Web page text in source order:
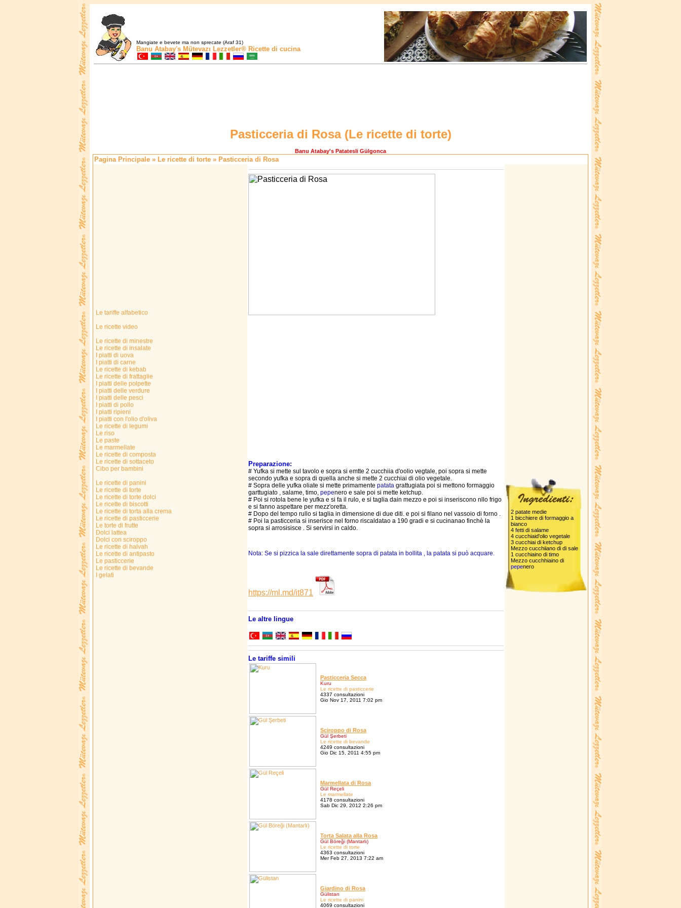
Mangiate e bevete ma non sprecate (Araf 31)
Banu Atabay's Mütevazı Lezzetler® Ricette di cucina
Pasticceria di Rosa (Le ricette di torte)
Banu Atabay's Patatesli Gülgonca
Pagina Principale » Le ricette di torte » Pasticceria di Rosa
Le tariffe alfabetico
Le ricette video
Le ricette di minestre
Le ricette di insalate
I piatti di uova
I piatti di carne
Le ricette di kebab
Le ricette di frattaglie
I piatti delle polpette
I piatti delle verdure
I piatti delle pesci
I piatti di pollo
I piatti ripieni
I piatti con l'olio d'oliva
Le ricette di legumi
Le riso
Le paste
Le marmellate
Le ricette di composta
Le ricette di sottaceto
Cibo per bambini
Le ricette di panini
Le ricette di torte
Le ricette di torte dolci
Le ricette di biscotti
Le ricette di torta alla crema
Le ricette di pasticcerie
Le torte di frutte
Dolci lattea
Dolci con sciroppo
Le ricette di halvah
Le ricette di antipasto
Le pasticcerie
Le ricette di bevande
I gelati
Preparazione:
# Yufka si mette sul tavolo e sopra si emtte 2 cucchiia d'oolio vegtale, poi sopra si mette
secondo yufka e sopra di quella anche si mette 2 cucchiai di olio vegetale.
# Sopra delle yufka oliate si mette primamente patata grattugiata poi si mettono formaggio
garttugiato , salame, timo, pepenero e sale poi si mette ketchup.
# Poi si rotola bene le yufka e si fa il rulo, e si taglia dain mezzo e poi si inseriscono nllo frigo
e si fanno aspettare per mezz'oretta.
# Dopo del tempo rullo si taglia in dimensione di due diti. e poi si filano nel vassoio di forno .
# Poi la pasticceria si inserisce nel forno riscaldatao a 190 gradi e si cucinanao finchè la
sopra si arrosisisce . Si servirsi in caldo.
Nota: Se si pizzica la sale direttamente sopra di patata in bollita , la patata si può acquare.
https://ml.md/it871
Le altre lingue
Le tariffe simili
Pasticceria Secca
Kuru
Le ricette di pasticcerie
4337 consultazioni
Gio Nov 17, 2011 7:02 pm
Sciroppo di Rosa
Gül Şerbeti
Le ricette di bevande
4249 consultazioni
Gio Dic 15, 2011 4:55 pm
Marmellata di Rosa
Gül Reçeli
Le marmellate
4178 consultazioni
Sab Dic 29, 2012 2:26 pm
Torta Salata alla Rosa
Gül Böreği (Mantarlı)
Le ricette di torte
4363 consultazioni
Mer Feb 27, 2013 7:22 am
Giardino di Rosa
Gülistan
Le ricette di panini
4069 consultazioni
2 patate medie
1 bicchiere di formaggio a
bianco
4 fetti di salame
4 cucchiaid'olio vegetale
3 cucchiai di ketchup
Mezzo cucchiiano di di sale
1 cucchiaino di timo
Mezzo cucchhiaino di
pepenero